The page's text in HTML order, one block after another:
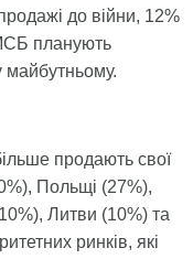
до війни, 12%
планують
продають свої
Польщі (27%),
Литви (10%) та
ринків, які